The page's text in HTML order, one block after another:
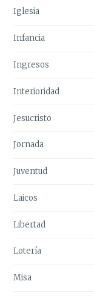
Iglesia
Infancia
Ingresos
Interioridad
Jesucristo
Jornada
Juventud
Laicos
Libertad
Lotería
Misa